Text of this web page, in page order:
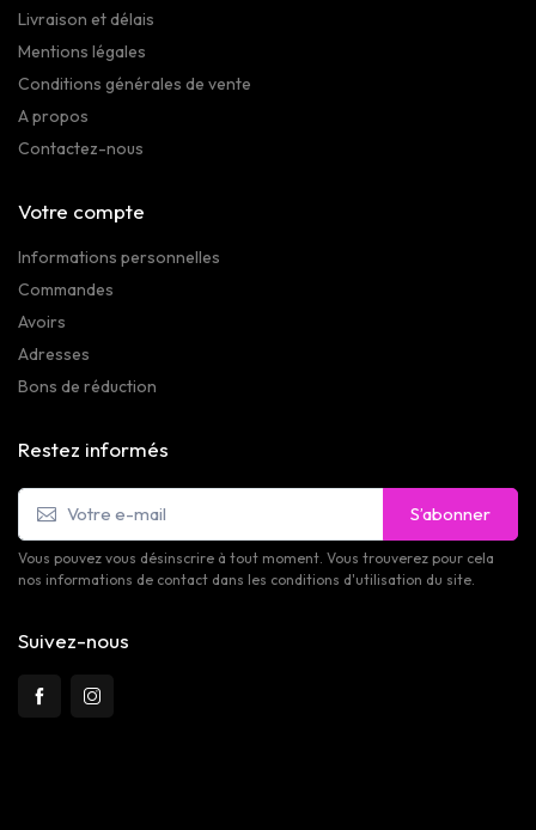
Livraison et délais
Mentions légales
Conditions générales de vente
A propos
Contactez-nous
Votre compte
Informations personnelles
Commandes
Avoirs
Adresses
Bons de réduction
Restez informés
S’abonner
Vous pouvez vous désinscrire à tout moment. Vous trouverez pour cela
nos informations de contact dans les conditions d'utilisation du site.
Suivez-nous